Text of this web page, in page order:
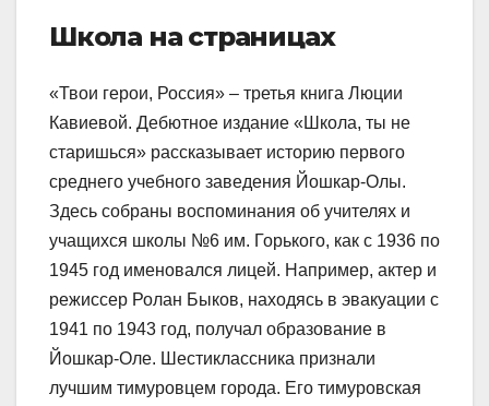
Школа на страницах
«Твои герои, Россия» – третья книга Люции
Кавиевой. Дебютное издание «Школа, ты не
старишься» рассказывает историю первого
среднего учебного заведения Йошкар-Олы.
Здесь собраны воспоминания об учителях и
учащихся школы №6 им. Горького, как с 1936 по
1945 год именовался лицей. Например, актер и
режиссер Ролан Быков, находясь в эвакуации с
1941 по 1943 год, получал образование в
Йошкар-Оле. Шестиклассника признали
лучшим тимуровцем города. Его тимуровская